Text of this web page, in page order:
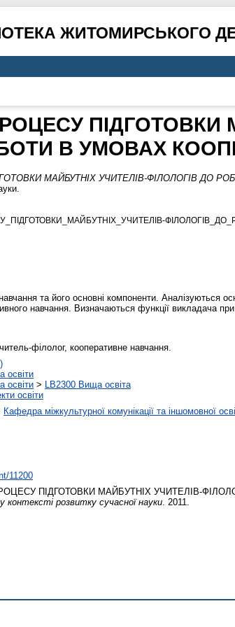
ЖИТОМИРСЬКОГО
ПІДГОТОВКИ
В УМОВАХ
МАЙБУТНІХ УЧИТЕЛІВ-ФІЛОЛОГІВ ДО
та його основні компоненти. Аналізуються
навчання. Визначаються функції викладача при
філолог, кооперативне навчання.
освіти
освіти > LB2300 Вища освіта
освіти
Кафедра міжкультурної комунікації та іншомовної
11200
ПІДГОТОВКИ МАЙБУТНІХ УЧИТЕЛІВ-
контексті розвитку сучасної науки . 2011.